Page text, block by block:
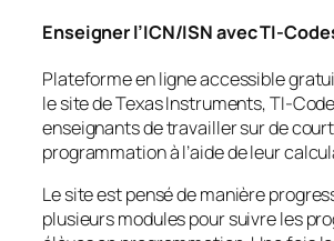
Enseigner l’ICN/ISN avec TI-
Plateforme en ligne accessible
le site de Texas Instruments, TI-
enseignants de travailler sur de
programmation à l’aide de leur
Le site est pensé de manière
plusieurs modules pour suivre les